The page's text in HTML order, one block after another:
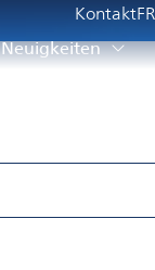
KontaktFR
Neuigkeiten